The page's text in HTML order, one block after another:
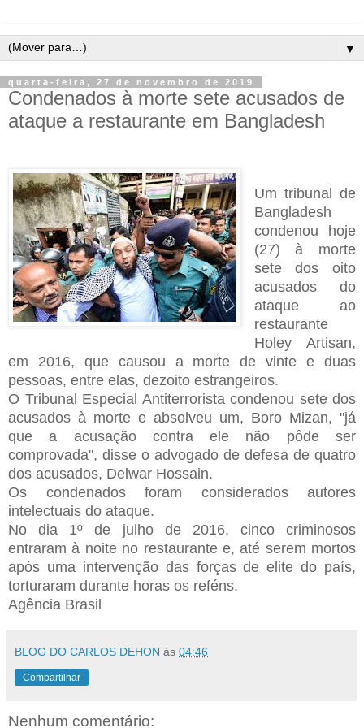
▼
quarta-feira, 27 de novembro de 2019
Condenados à morte sete acusados de
ataque a restaurante em Bangladesh
Um tribunal de
Bangladesh
condenou hoje
(27) à morte
sete dos oito
acusados do
ataque ao
restaurante
Holey Artisan,
em 2016, que causou a morte de vinte e duas
pessoas, entre elas, dezoito estrangeiros.
O Tribunal Especial Antiterrorista condenou sete dos
acusados à morte e absolveu um, Boro Mizan, "já
que a acusação contra ele não pôde ser
comprovada", disse o advogado de defesa de quatro
dos acusados, Delwar Hossain.
Os condenados foram considerados autores
intelectuais do ataque.
No dia 1º de julho de 2016, cinco criminosos
entraram à noite no restaurante e, até serem mortos
após uma intervenção das forças de elite do país,
torturaram durante horas os reféns.
Agência Brasil
BLOG DO CARLOS DEHON às 04:46
Compartilhar
Nenhum comentário: